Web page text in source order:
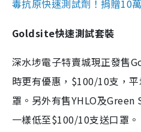
毒抗原快速測試劑！捐贈10
Goldsite快速測試套裝
深水埗電子特賣城現正發售
時更有優惠，$100/10支，
罩。另外有售YHLO及Green
一樣低至$100/10支送口罩。